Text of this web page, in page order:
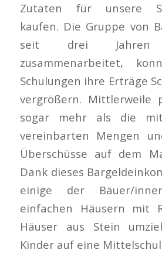
Zutaten für unsere
kaufen. Die Gruppe von
seit drei
zusammenarbeitet,
Schulungen ihre Erträge
vergrößern. Mittlerweile
sogar mehr als die
vereinbarten Mengen
Überschüsse auf dem
Dank dieses
einige der Bäuer/
einfachen Häusern mit
Häuser aus Stein
Kinder auf eine